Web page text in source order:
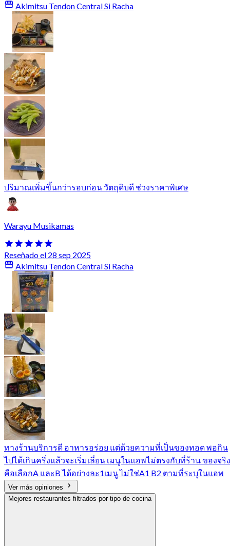
Akimitsu Tendon Central Si Racha
ปริมาณเพิ่มขึ้นกว่ารอบก่อน วัตถุดิบดี ช่วงราคาพิเศษ
Warayu Musikamas
Reseñado el 28 sep 2025
Akimitsu Tendon Central Si Racha
ทางร้านบริการดี อาหารอร่อย แต่ด้วยความที่เป็นของทอด พอกิน
ไปได้เกินครึ่งแล้วจะเริ่มเลี่ยน เมนูในแอพไม่ตรงกับที่ร้าน ของจริง
คือเลือกA และB ได้อย่างละ1เมนู ไม่ใช่A1 B2 ตามที่ระบุในแอพ
Ver más opiniones
Mejores restaurantes filtrados por tipo de cocina